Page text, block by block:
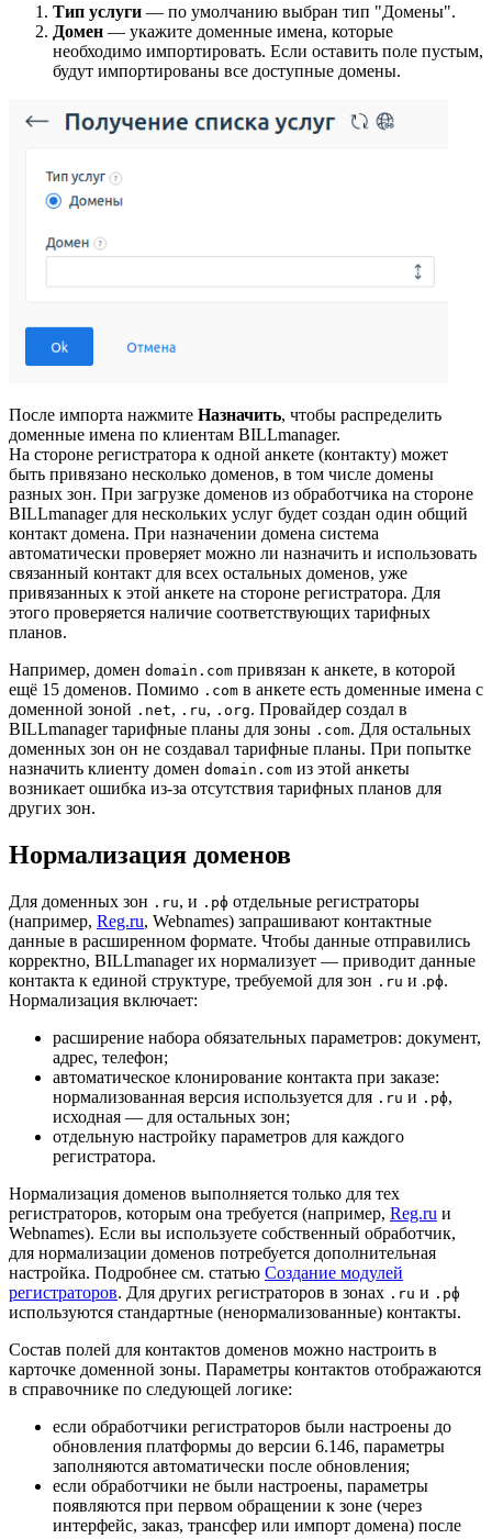
Тип услуги — по умолчанию выбран тип "Домены".
Домен — укажите доменные имена, которые
необходимо импортировать. Если оставить поле пустым,
будут импортированы все доступные домены.
После импорта нажмите Назначить, чтобы распределить
доменные имена по клиентам BILLmanager.
На стороне регистратора к одной анкете (контакту) может
быть привязано несколько доменов, в том числе домены
разных зон. При загрузке доменов из обработчика на стороне
BILLmanager для нескольких услуг будет создан один общий
контакт домена. При назначении домена система
автоматически проверяет можно ли назначить и использовать
связанный контакт для всех остальных доменов, уже
привязанных к этой анкете на стороне регистратора. Для
этого проверяется наличие соответствующих тарифных
планов.
Например, домен domain.com привязан к анкете, в которой
ещё 15 доменов. Помимо .com в анкете есть доменные имена с
доменной зоной .net, .ru, .org. Провайдер создал в
BILLmanager тарифные планы для зоны .com. Для остальных
доменных зон он не создавал тарифные планы. При попытке
назначить клиенту домен domain.com из этой анкеты
возникает ошибка из-за отсутствия тарифных планов для
других зон.
Нормализация доменов
Для доменных зон .ru, и .рф отдельные регистраторы
(например, Reg.ru, Webnames) запрашивают контактные
данные в расширенном формате. Чтобы данные отправились
корректно, BILLmanager их нормализует — приводит данные
контакта к единой структуре, требуемой для зон .ru и .рф.
Нормализация включает:
расширение набора обязательных параметров: документ,
адрес, телефон;
автоматическое клонирование контакта при заказе:
нормализованная версия используется для .ru и .рф,
исходная — для остальных зон;
отдельную настройку параметров для каждого
регистратора.
Нормализация доменов выполняется только для тех
регистраторов, которым она требуется (например, Reg.ru и
Webnames). Если вы используете собственный обработчик,
для нормализации доменов потребуется дополнительная
настройка. Подробнее см. статью Создание модулей
регистраторов. Для других регистраторов в зонах .ru и .рф
используются стандартные (ненормализованные) контакты.
Состав полей для контактов доменов можно настроить в
карточке доменной зоны. Параметры контактов отображаются
в справочнике по следующей логике:
если обработчики регистраторов были настроены до
обновления платформы до версии 6.146, параметры
заполняются автоматически после обновления;
если обработчики не были настроены, параметры
появляются при первом обращении к зоне (через
интерфейс, заказ, трансфер или импорт домена) после